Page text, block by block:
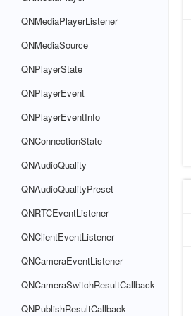
QNMediaPlayerListener
QNMediaSource
QNPlayerState
QNPlayerEvent
QNPlayerEventInfo
QNConnectionState
QNAudioQuality
QNAudioQualityPreset
QNRTCEventListener
QNClientEventListener
QNCameraEventListener
QNCameraSwitchResultCallback
QNPublishResultCallback